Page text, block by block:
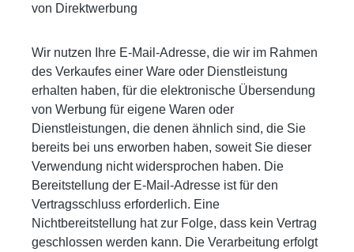
von Direktwerbung
Wir nutzen Ihre E-Mail-Adresse, die wir im Rahmen
des Verkaufes einer Ware oder Dienstleistung
erhalten haben, für die elektronische Übersendung
von Werbung für eigene Waren oder
Dienstleistungen, die denen ähnlich sind, die Sie
bereits bei uns erworben haben, soweit Sie dieser
Verwendung nicht widersprochen haben. Die
Bereitstellung der E-Mail-Adresse ist für den
Vertragsschluss erforderlich. Eine
Nichtbereitstellung hat zur Folge, dass kein Vertrag
geschlossen werden kann. Die Verarbeitung erfolgt